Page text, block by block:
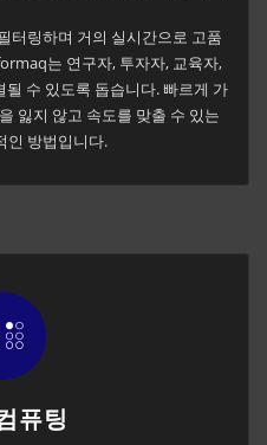
터링하며 거의 실시간으로 고품
는 연구자, 투자자, 교육자,
수 있도록 돕습니다. 빠르게 가
잃지 않고 속도를 맞출 수 있는
인 방법입니다.
퓨팅